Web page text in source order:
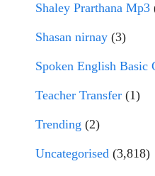
Shaley Prarthana Mp3
Shasan nirnay (3)
Spoken English Basic
Teacher Transfer (1)
Trending (2)
Uncategorised (3,818)